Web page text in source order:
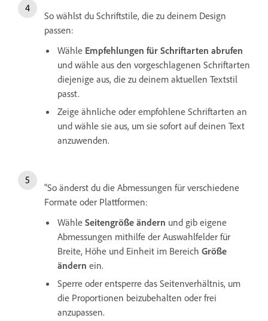
So wählst du Schriftstile, die zu deinem Design
passen:
Wähle Empfehlungen für Schriftarten abrufen
und wähle aus den vorgeschlagenen Schriftarten
diejenige aus, die zu deinem aktuellen Textstil
passt.
Zeige ähnliche oder empfohlene Schriftarten an
und wähle sie aus, um sie sofort auf deinen Text
anzuwenden.
"So änderst du die Abmessungen für verschiedene
Formate oder Plattformen:
Wähle Seitengröße ändern und gib eigene
Abmessungen mithilfe der Auswahlfelder für
Breite, Höhe und Einheit im Bereich Größe
ändern ein.
Sperre oder entsperre das Seitenverhältnis, um
die Proportionen beizubehalten oder frei
anzupassen.